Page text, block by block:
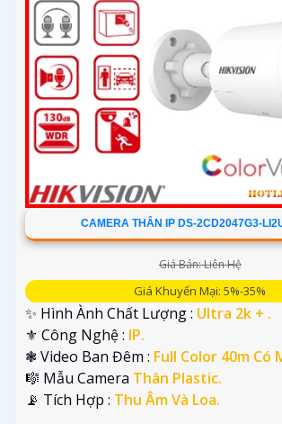
CAMERA THÂN IP DS-2CD2047G3-
Giá Bán: Liên Hệ
Giá Khuyến Mại: 5%-35%
✨ Hình Ành Chất Lượng : Ultra 2k + .
⚜️ Công Nghệ : IP.
❃ Video Ban Đêm : Full Color 40m Có
🎼️ Mẫu Camera Thân Plastic.
️📡 Tích Hợp : Thu Âm Và Loa.